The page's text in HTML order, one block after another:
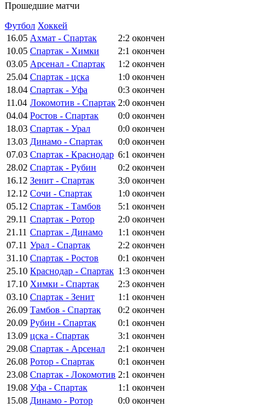
Прошедшие матчи
Футбол Хоккей
16.05 Ахмат - Спартак 2:2 окончен
10.05 Спартак - Химки 2:1 окончен
03.05 Арсенал - Спартак 1:2 окончен
25.04 Спартак - цска 1:0 окончен
18.04 Спартак - Уфа 0:3 окончен
11.04 Локомотив - Спартак 2:0 окончен
04.04 Ростов - Спартак 0:0 окончен
18.03 Спартак - Урал 0:0 окончен
13.03 Динамо - Спартак 0:0 окончен
07.03 Спартак - Краснодар 6:1 окончен
28.02 Спартак - Рубин 0:2 окончен
16.12 Зенит - Спартак 3:0 окончен
12.12 Сочи - Спартак 1:0 окончен
05.12 Спартак - Тамбов 5:1 окончен
29.11 Спартак - Ротор 2:0 окончен
21.11 Спартак - Динамо 1:1 окончен
07.11 Урал - Спартак 2:2 окончен
31.10 Спартак - Ростов 0:1 окончен
25.10 Краснодар - Спартак 1:3 окончен
17.10 Химки - Спартак 2:3 окончен
03.10 Спартак - Зенит 1:1 окончен
26.09 Тамбов - Спартак 0:2 окончен
20.09 Рубин - Спартак 0:1 окончен
13.09 цска - Спартак 3:1 окончен
29.08 Спартак - Арсенал 2:1 окончен
26.08 Ротор - Спартак 0:1 окончен
23.08 Спартак - Локомотив 2:1 окончен
19.08 Уфа - Спартак 1:1 окончен
15.08 Динамо - Ротор 0:0 окончен